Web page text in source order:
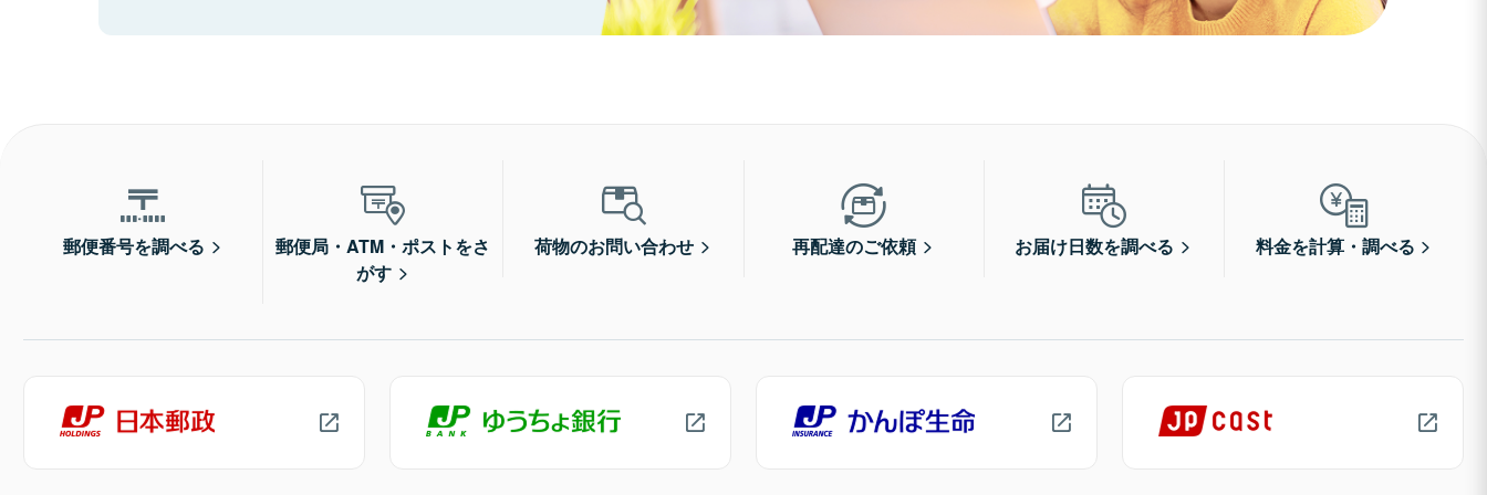
郵便番号を調べる
郵便局・ATM・ポストをさ
がす
荷物のお問い合わせ 再配達のご依頼 お届け日数を調べる 料金を計算・調べる